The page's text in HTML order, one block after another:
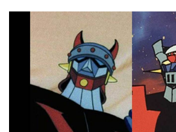
遊戲動漫
IT Times
生成式AI與雲端應用